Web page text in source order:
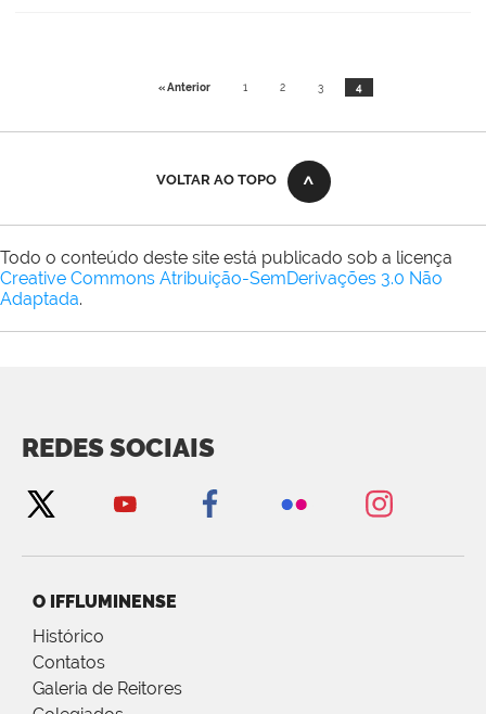
« Anterior 1 2 3 4
VOLTAR AO TOPO
Todo o conteúdo deste site está publicado sob a licença
Creative Commons Atribuição-SemDerivações 3.0 Não
Adaptada.
REDES SOCIAIS
O IFFLUMINENSE
Histórico
Contatos
Galeria de Reitores